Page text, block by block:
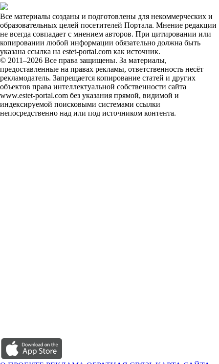
Все материалы созданы и подготовлены для некоммерческих и
образовательных целей посетителей Портала. Мнение редакции
не всегда совпадает с мнением авторов. При цитировании или
копировании любой информации обязательно должна быть
указана ссылка на estet-portal.com как источник.
© 2011–2026 Все права защищены. За материалы,
предоставленные на правах рекламы, ответственность несёт
рекламодатель. Запрещается копирование статей и других
объектов права интеллектуальной собственности сайта
www.estet-portal.com без указания прямой, видимой и
индексируемой поисковыми системами ссылки
непосредственно над или под источником контента.